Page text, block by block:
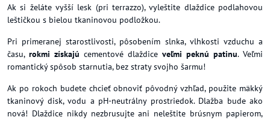
Ak si želáte vyšší lesk (pri terrazzo), vyleštite dlaždice podlahovou
leštičkou s bielou tkaninovou podložkou.
Pri primeranej starostlivosti, pôsobením slnka, vlhkosti vzduchu a
času, rokmi získajú cementové dlaždice veľmi peknú patinu. Veľmi
romantický spôsob starnutia, bez straty svojho šarmu!
Ak po rokoch budete chcieť obnoviť pôvodný vzhľad, použite mäkký
tkaninový disk, vodu a pH-neutrálny prostriedok. Dlažba bude ako
nová! Dlaždice nikdy nezbrusujte ani neleštite brúsnym papierom,